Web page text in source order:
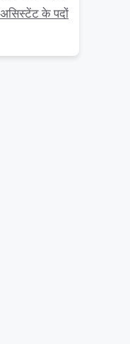
असिस्टेंट के पदों